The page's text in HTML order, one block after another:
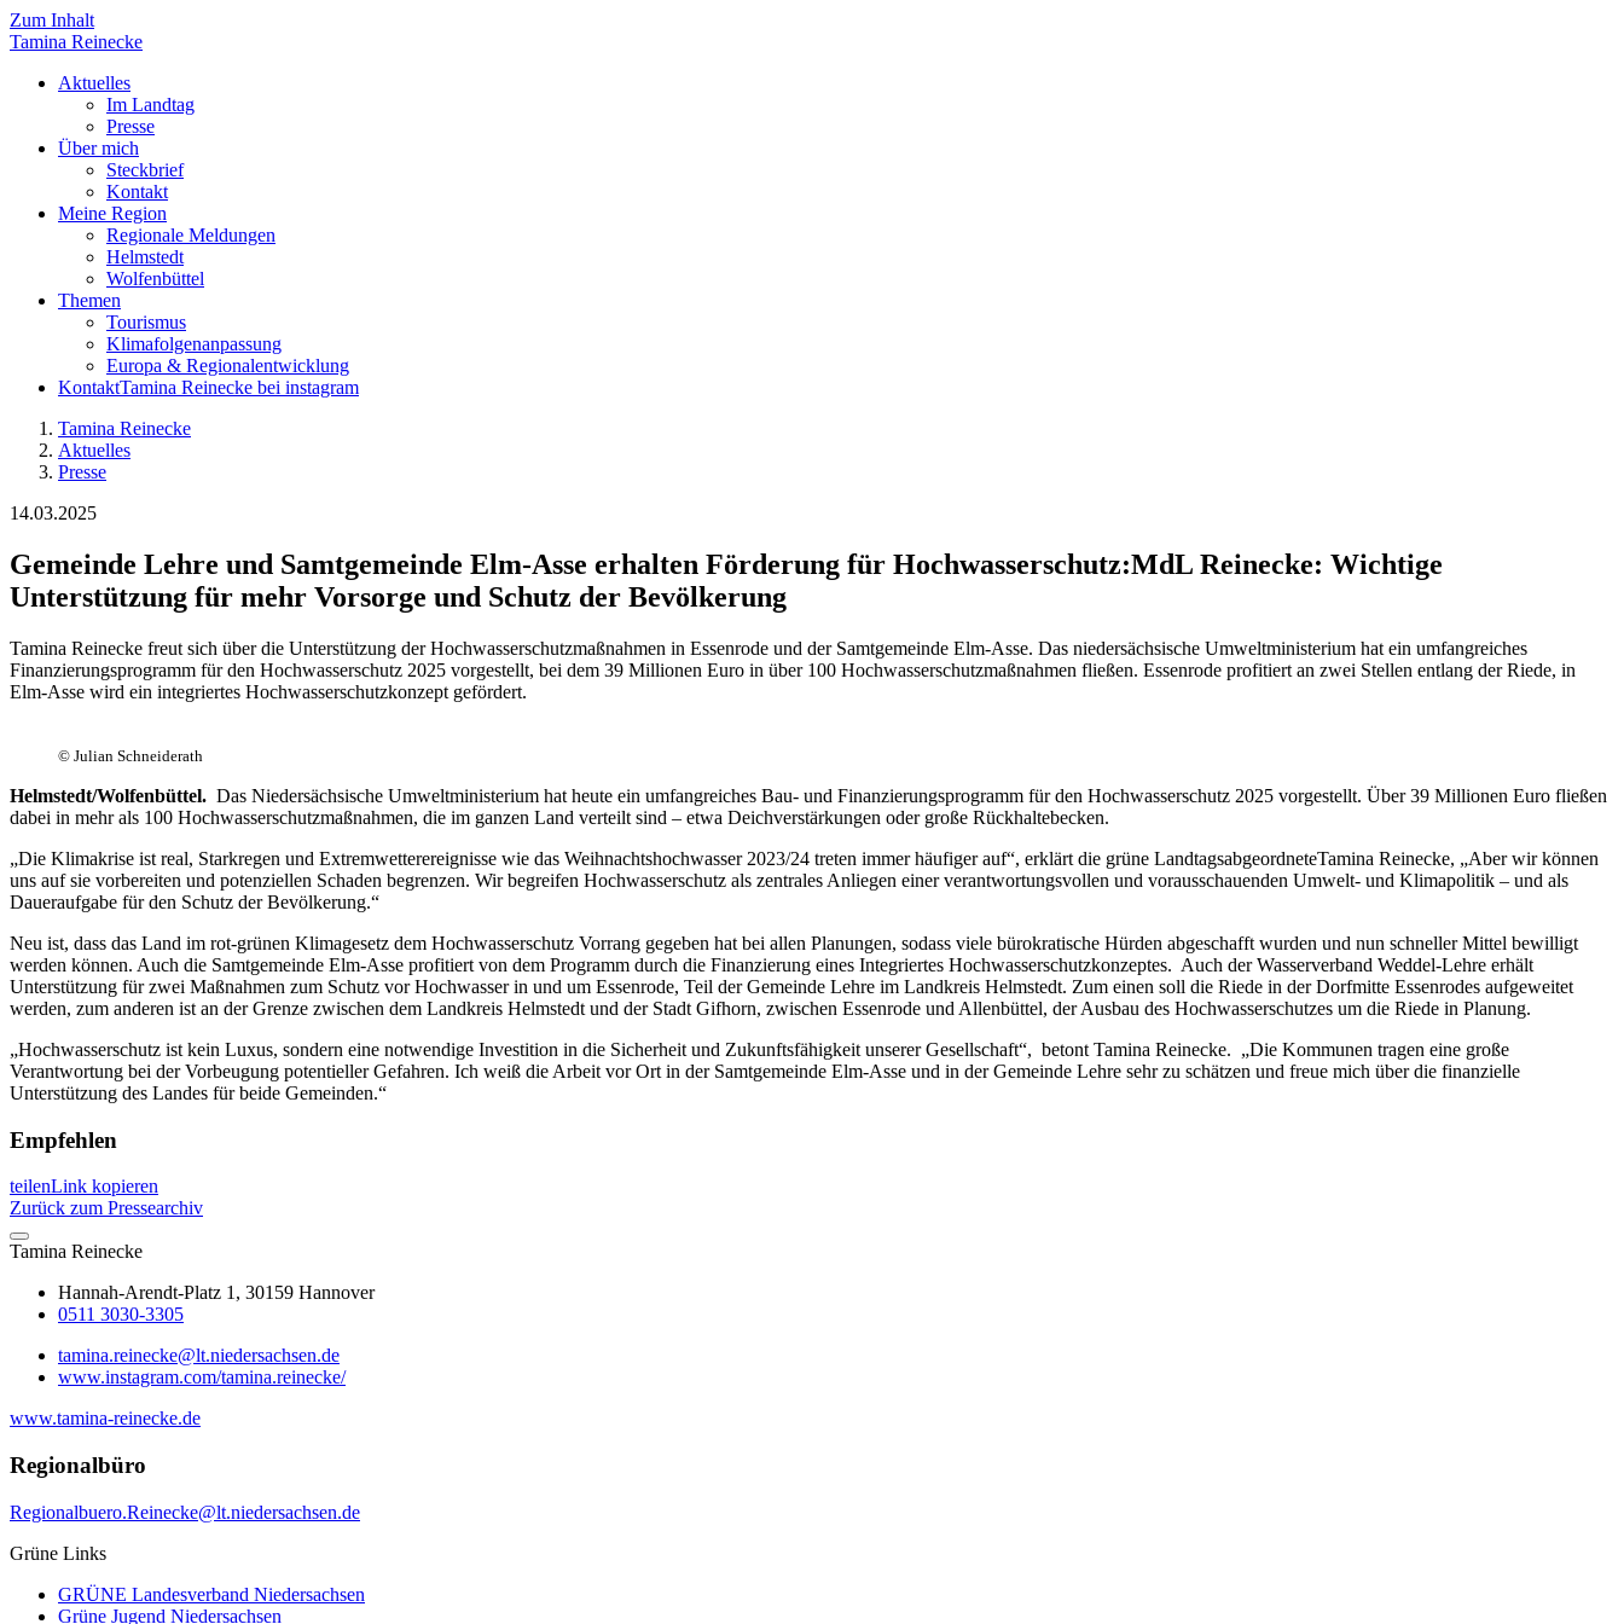
Zum Inhalt
Tamina Reinecke
Aktuelles
Im Landtag
Presse
Über mich
Steckbrief
Kontakt
Meine Region
Regionale Meldungen
Helmstedt
Wolfenbüttel
Themen
Tourismus
Klimafolgenanpassung
Europa & Regionalentwicklung
KontaktTamina Reinecke bei instagram
Tamina Reinecke
Aktuelles
Presse
14.03.2025
Gemeinde Lehre und Samtgemeinde Elm-Asse erhalten Förderung für Hochwasserschutz:MdL Reinecke: Wichtige
Unterstützung für mehr Vorsorge und Schutz der Bevölkerung
Tamina Reinecke freut sich über die Unterstützung der Hochwasserschutzmaßnahmen in Essenrode und der Samtgemeinde Elm-Asse. Das niedersächsische Umweltministerium hat ein umfangreiches
Finanzierungsprogramm für den Hochwasserschutz 2025 vorgestellt, bei dem 39 Millionen Euro in über 100 Hochwasserschutzmaßnahmen fließen. Essenrode profitiert an zwei Stellen entlang der Riede, in
Elm-Asse wird ein integriertes Hochwasserschutzkonzept gefördert.
© Julian Schneiderath
Helmstedt/Wolfenbüttel. Das Niedersächsische Umweltministerium hat heute ein umfangreiches Bau- und Finanzierungsprogramm für den Hochwasserschutz 2025 vorgestellt. Über 39 Millionen Euro fließen
dabei in mehr als 100 Hochwasserschutzmaßnahmen, die im ganzen Land verteilt sind – etwa Deichverstärkungen oder große Rückhaltebecken.
„Die Klimakrise ist real, Starkregen und Extremwetterereignisse wie das Weihnachtshochwasser 2023/24 treten immer häufiger auf“, erklärt die grüne LandtagsabgeordneteTamina Reinecke, „Aber wir können
uns auf sie vorbereiten und potenziellen Schaden begrenzen. Wir begreifen Hochwasserschutz als zentrales Anliegen einer verantwortungsvollen und vorausschauenden Umwelt- und Klimapolitik – und als
Daueraufgabe für den Schutz der Bevölkerung.“
Neu ist, dass das Land im rot-grünen Klimagesetz dem Hochwasserschutz Vorrang gegeben hat bei allen Planungen, sodass viele bürokratische Hürden abgeschafft wurden und nun schneller Mittel bewilligt
werden können. Auch die Samtgemeinde Elm-Asse profitiert von dem Programm durch die Finanzierung eines Integriertes Hochwasserschutzkonzeptes. Auch der Wasserverband Weddel-Lehre erhält
Unterstützung für zwei Maßnahmen zum Schutz vor Hochwasser in und um Essenrode, Teil der Gemeinde Lehre im Landkreis Helmstedt. Zum einen soll die Riede in der Dorfmitte Essenrodes aufgeweitet
werden, zum anderen ist an der Grenze zwischen dem Landkreis Helmstedt und der Stadt Gifhorn, zwischen Essenrode und Allenbüttel, der Ausbau des Hochwasserschutzes um die Riede in Planung.
„Hochwasserschutz ist kein Luxus, sondern eine notwendige Investition in die Sicherheit und Zukunftsfähigkeit unserer Gesellschaft“, betont Tamina Reinecke. „Die Kommunen tragen eine große
Verantwortung bei der Vorbeugung potentieller Gefahren. Ich weiß die Arbeit vor Ort in der Samtgemeinde Elm-Asse und in der Gemeinde Lehre sehr zu schätzen und freue mich über die finanzielle
Unterstützung des Landes für beide Gemeinden.“
Empfehlen
teilenLink kopieren
Zurück zum Pressearchiv
Tamina Reinecke
Hannah-Arendt-Platz 1, 30159 Hannover
0511 3030-3305
tamina.reinecke@lt.niedersachsen.de
www.instagram.com/tamina.reinecke/
www.tamina-reinecke.de
Regionalbüro
Regionalbuero.Reinecke@lt.niedersachsen.de
Grüne Links
GRÜNE Landesverband Niedersachsen
Grüne Jugend Niedersachsen